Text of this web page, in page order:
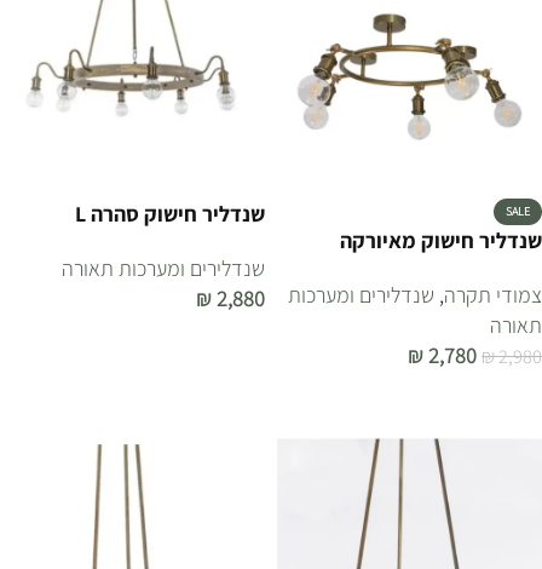
SALE
שנדליר חישוק מאיורקה
צמודי תקרה, שנדלירים ומערכות
תאורה
₪2,980
₪2,780
שנדליר חישוק סהרה L
שנדלירים ומערכות תאורה
₪2,880